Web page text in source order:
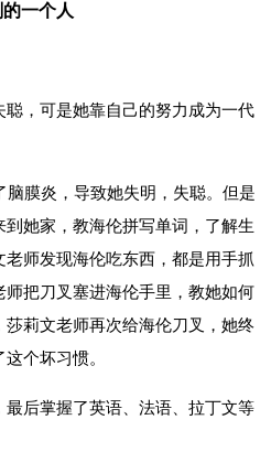
一个人
，可是她靠自己的努力成为一代
膜炎，导致她失明，失聪。但是
她家，教海伦拼写单词，了解生
师发现海伦吃东西，都是用手抓
把刀叉塞进海伦手里，教她如何
莉文老师再次给海伦刀叉，她终
个坏习惯。
后掌握了英语、法语、拉丁文等